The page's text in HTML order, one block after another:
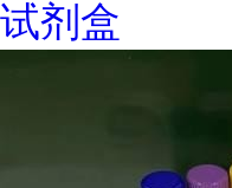
试剂盒